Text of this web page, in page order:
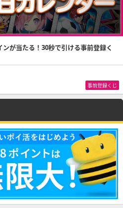
が当たる！30秒で引ける事前登録く
事前登録くじ